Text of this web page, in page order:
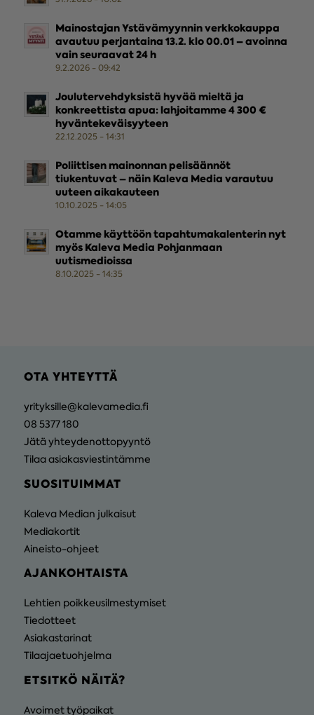
Mainostajan Ystävämyynnin verkkokauppa
avautuu perjantaina 13.2. klo 00.01 – avoinna
vain seuraavat 24 h
9.2.2026 - 09:42
Joulutervehdyksistä hyvää mieltä ja
konkreettista apua: lahjoitamme 4 300 €
hyväntekeväisyyteen
22.12.2025 - 14:31
Poliittisen mainonnan pelisäännöt
tiukentuvat – näin Kaleva Media varautuu
uuteen aikakauteen
10.10.2025 - 14:05
Otamme käyttöön tapahtumakalenterin nyt
myös Kaleva Media Pohjanmaan
uutismedioissa
8.10.2025 - 14:35
OTA YHTEYTTÄ
yrityksille@kalevamedia.fi
08 5377 180
Jätä yhteydenottopyyntö
Tilaa asiakasviestintämme
SUOSITUIMMAT
Kaleva Median julkaisut
Mediakortit
Aineisto-ohjeet
AJANKOHTAISTA
Lehtien poikkeusilmestymiset
Tiedotteet
Asiakastarinat
Tilaajaetuohjelma
ETSITKÖ NÄITÄ?
Avoimet työpaikat